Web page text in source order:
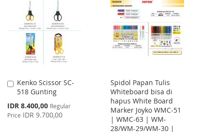
WISH
LIST
COMPARE
WISH
LIST
COMPARE
Kenko Scissor SC-
518 Gunting
Special
Price
IDR 8.400,00 Regular
Price IDR 9.700,00
Add
to
Spidol Papan Tulis
Whiteboard bisa di
hapus White Board
Marker Joyko WMC-51
| WMC-63 | WM-
28/WM-29/WM-30 |